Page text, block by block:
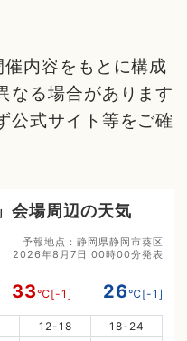
内容をもとに構成
なる場合があります
公式サイト等をご確
会場周辺の天気
予報地点：静岡県静岡市葵区
2026年8月7日 00時00分発表
33℃[-1] 26℃[-1]
12-18 18-24